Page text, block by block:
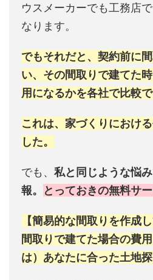
ウスメーカーでも工務店
なります。
でもそれだと、契約前に
い、その間取りで建てた
用になるかを各社で比較で
これは、家づくりにおけ
した。
でも、 私と同じような悩
報。
とっておきの無料サ
【簡易的な間取りを作成し
間取りで建てた場合の費用
は）あなたに合った土地探